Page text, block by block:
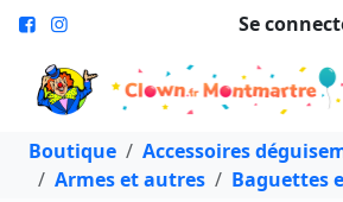
Se
Boutique
Accessoires
Armes et autres
Baguettes